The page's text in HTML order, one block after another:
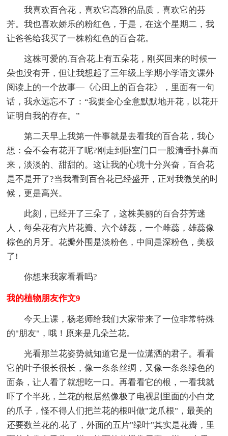
我喜欢百合花，喜欢它高雅的品质，喜欢它的芬
芳。我也喜欢娇乐的粉红色，于是，在这个星期二，我
让爸爸给我买了一株粉红色的百合花。
这株可爱的.百合花上有五朵花，刚买回来的时候一
朵也没有开，但让我想起了三年级上学期小学语文课外
阅读上的一个故事―《心田上的百合花》，里面有一句
话，我永远忘不了：“我要全心全意默默地开花，以花开
证明自我的存在。”
第二天早上我第一件事就是去看我的百合花，我心
想：会不会有花开了呢?刚走到卧室门口一股清香扑鼻而
来，淡淡的、甜甜的。这让我的心境十分兴奋，百合花
是不是开了?当我看到百合花已经盛开，正对我微笑的时
候，更是高兴。
此刻，已经开了三朵了，这株美丽的百合芬芳迷
人，每朵花有六片花瓣、六个雄蕊，一个雌蕊，雄蕊像
棕色的月牙。花瓣外围是淡粉色，中间是深粉色，美极
了!
你想来我家看看吗?
我的植物朋友作文9
今天上课，杨老师给我们大家带来了一位非常特殊
的"朋友"，哦！原来是几朵兰花。
光看那兰花姿势就知道它是一位潇洒的君子。看看
它的叶子很长很长，像一条条丝绸，又像一条条绿色的
面条，让人看了就想吃一口。再看看它的根，一看我就
吓了个半死，兰花的根居然像极了电视剧里面的小白龙
的爪子，怪不得人们把兰花的根叫做"龙爪根"，最美的
还要数兰花的.花了，外面的五片"绿叶"其实是花瓣，里